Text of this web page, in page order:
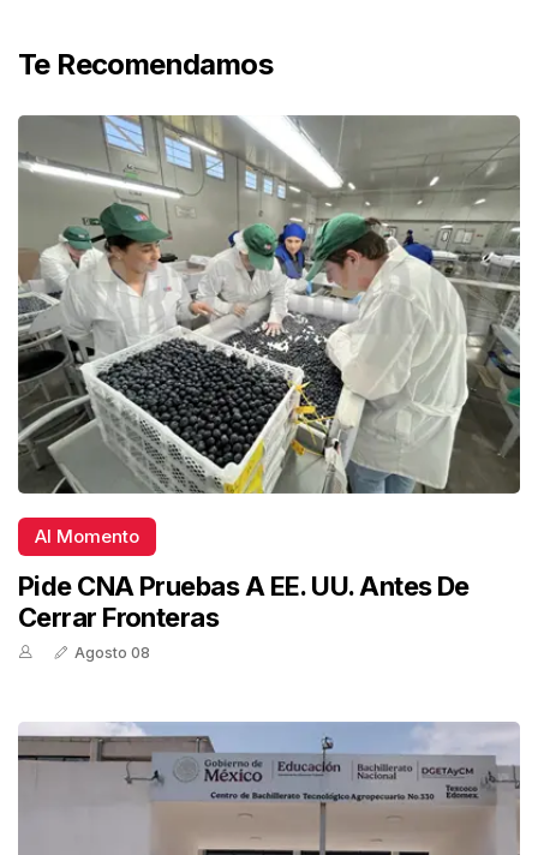
Te Recomendamos
Al Momento
Pide CNA Pruebas A EE. UU. Antes De
Cerrar Fronteras
Agosto 08